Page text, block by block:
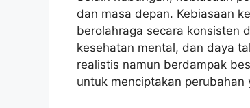
dan masa depan. Kebiasaan
berolahraga secara konsisten
kesehatan mental, dan daya
realistis namun berdampak
untuk menciptakan perubahan